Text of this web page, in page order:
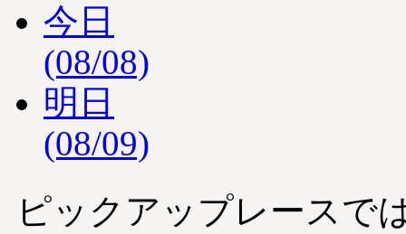
今日
(08/08)
明日
(08/09)
ピックアップレースで